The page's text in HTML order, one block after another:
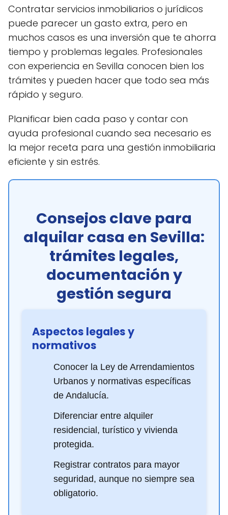
Contratar servicios inmobiliarios o jurídicos
puede parecer un gasto extra, pero en
muchos casos es una inversión que te ahorra
tiempo y problemas legales. Profesionales
con experiencia en Sevilla conocen bien los
trámites y pueden hacer que todo sea más
rápido y seguro.
Planificar bien cada paso y contar con
ayuda profesional cuando sea necesario es
la mejor receta para una gestión inmobiliaria
eficiente y sin estrés.
Consejos clave para
alquilar casa en Sevilla:
trámites legales,
documentación y
gestión segura
Aspectos legales y
normativos
Conocer la Ley de Arrendamientos
Urbanos y normativas específicas
de Andalucía.
Diferenciar entre alquiler
residencial, turístico y vivienda
protegida.
Registrar contratos para mayor
seguridad, aunque no siempre sea
obligatorio.